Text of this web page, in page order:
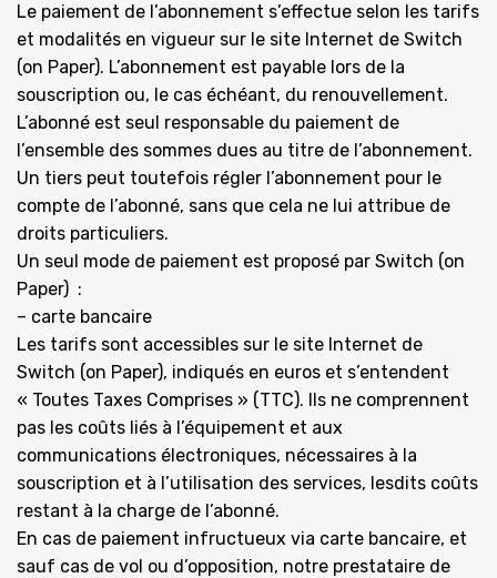
Le paiement de l’abonnement s’effectue selon les tarifs
et modalités en vigueur sur le site Internet de Switch
(on Paper). L’abonnement est payable lors de la
souscription ou, le cas échéant, du renouvellement.
L’abonné est seul responsable du paiement de
l’ensemble des sommes dues au titre de l’abonnement.
Un tiers peut toutefois régler l’abonnement pour le
compte de l’abonné, sans que cela ne lui attribue de
droits particuliers.
Un seul mode de paiement est proposé par Switch (on
Paper) :
– carte bancaire
Les tarifs sont accessibles sur le site Internet de
Switch (on Paper), indiqués en euros et s’entendent
« Toutes Taxes Comprises » (TTC). Ils ne comprennent
pas les coûts liés à l’équipement et aux
communications électroniques, nécessaires à la
souscription et à l’utilisation des services, lesdits coûts
restant à la charge de l’abonné.
En cas de paiement infructueux via carte bancaire, et
sauf cas de vol ou d’opposition, notre prestataire de